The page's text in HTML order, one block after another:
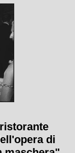
Scala
di